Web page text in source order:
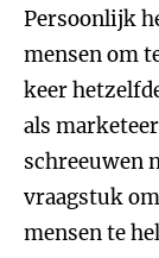
Persoonlijk
mensen om
keer
als
schreeuwen
vraagstuk
mensen te